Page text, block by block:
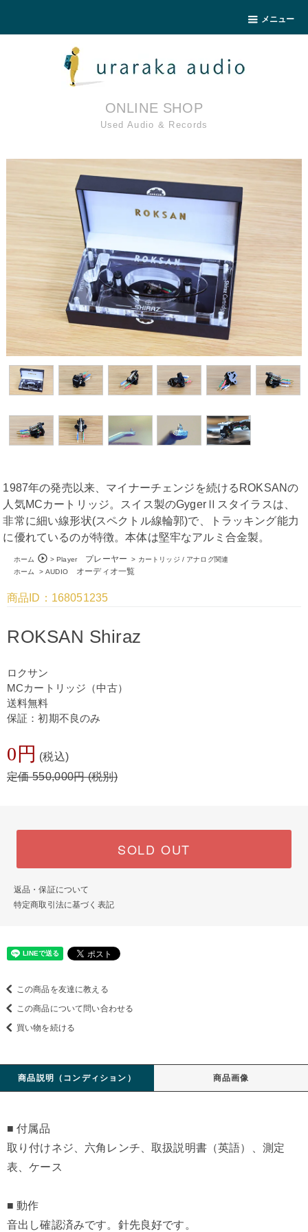
メニュー
ONLINE SHOP
Used Audio & Records
1987年の発売以来、マイナーチェンジを続けるROKSANの
人気MCカートリッジ。スイス製のGygerⅡスタイラスは、
非常に細い線形状(スペクトル線輪郭)で、トラッキング能力
に優れているのが特徴。本体は堅牢なアルミ合金製。
ホーム >
play_circle_outline Playerプレーヤー > カートリッジ / アナログ関連
ホーム
>AUDIOオーディオ一覧
商品ID：168051235
ROKSAN Shiraz
ロクサン
MCカートリッジ（中古）
送料無料
保証：初期不良のみ
0円 (税込)
定価 550,000円 (税別)
SOLD OUT
返品・保証について
特定商取引法に基づく表記
この商品を友達に教える
この商品について問い合わせる
買い物を続ける
商品説明（コンディション） 商品画像
■ 付属品
取り付けネジ、六角レンチ、取扱説明書（英語）、測定
表、ケース
■ 動作
音出し確認済みです。針先良好です。